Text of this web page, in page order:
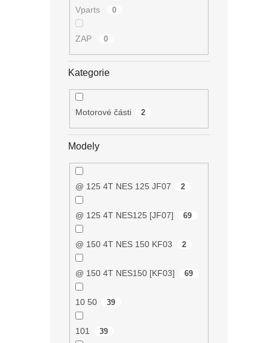
Vparts 0
ZAP 0
Kategorie
Motorové části 2
Modely
@ 125 4T NES 125 JF07 2
@ 125 4T NES125 [JF07] 69
@ 150 4T NES 150 KF03 2
@ 150 4T NES150 [KF03] 69
10 50 39
101 39